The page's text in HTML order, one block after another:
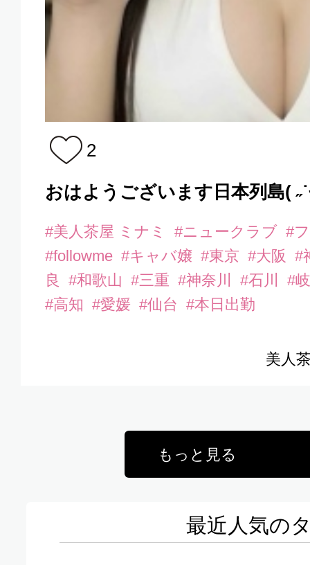
2
おはようございます日本列島(
#美人茶屋 ミナミ #ニュークラブ #
#followme #キャバ嬢 #東京 #大阪 #
良
#和歌山 #三重 #神奈川 #石川
#
#高知 #愛媛 #仙台 #本日出勤
美人
もっと見る
最近人気の